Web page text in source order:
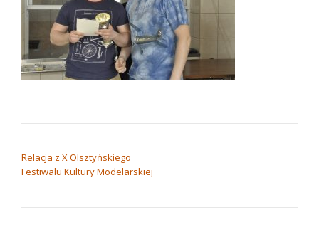
Relacja z X Olsztyńskiego
Festiwalu Kultury Modelarskiej